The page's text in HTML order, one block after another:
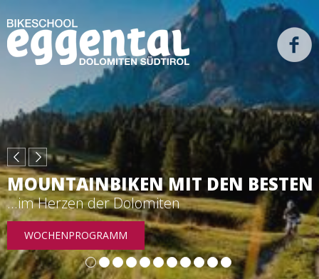
MOUNTAINBIKEN MIT DEN
...im Herzen der Dolomiten
WOCHENPROGRAMM
IM RENNRADSATTEL
Dolomiten
RENNRADTOUREN